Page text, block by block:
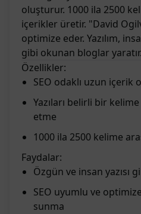
oluşturur. 1000 ila 2500
içerikler üretir. "David
optimize eder. Yazılım,
gibi okunan bloglar yaratır.
Özellikler:
SEO odaklı uzun içerik
Yazıları belirli bir
etme
1000 ila 2500 kelime
Faydalar:
Özgün ve insan yazısı
SEO uyumlu ve
sunma